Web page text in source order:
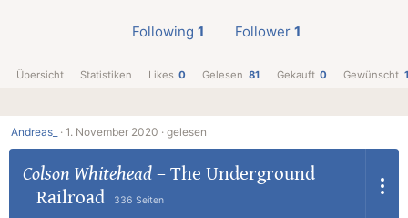
Following 1 Follower 1
Übersicht Statistiken Likes 0 Gelesen 81 Gekauft 0 Gewünscht
Andreas_ · 1. November 2020 · gelesen
Colson Whitehead– The Underground
Railroad
336 Seiten